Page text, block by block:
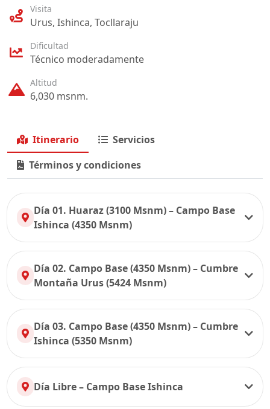
Visita
Urus, Ishinca, Tocllaraju
Dificultad
Técnico moderadamente
Altitud
6,030 msnm.
Itinerario
Servicios
Términos y condiciones
Día 01. Huaraz (3100 Msnm) – Campo Base
Ishinca (4350 Msnm)
Día 02. Campo Base (4350 Msnm) – Cumbre
Montaña Urus (5424 Msnm)
Día 03. Campo Base (4350 Msnm) – Cumbre
Ishinca (5350 Msnm)
Día Libre – Campo Base Ishinca